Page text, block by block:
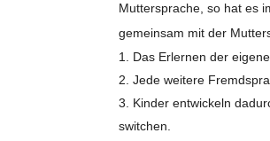
Muttersprache, so hat es
gemeinsam mit der
Das Erlernen der
Jede weitere
Kinder entwickeln
switchen.